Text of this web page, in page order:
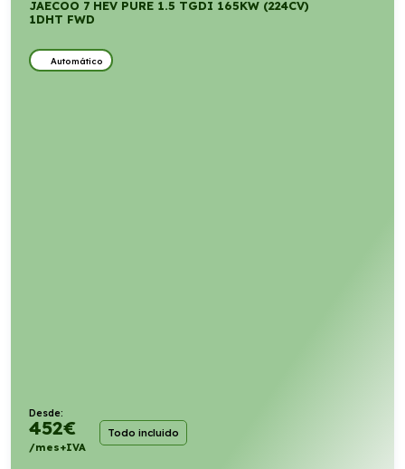
JAECOO 7 HEV PURE 1.5 TGDI 165KW (224CV)
1DHT FWD
Automático
Desde:
452€
/mes+IVA
Todo incluido